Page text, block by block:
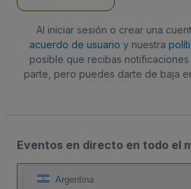
Al iniciar sesión o crear una
acuerdo de usuario y nuestra
posible que recibas
parte, pero puedes darte de baja
Eventos en directo en todo el
Argentina